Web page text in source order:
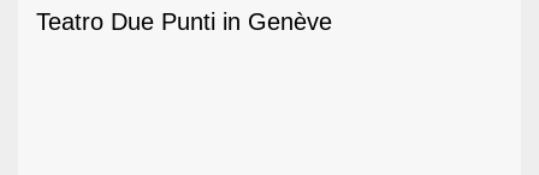
Teatro Due Punti in Genève